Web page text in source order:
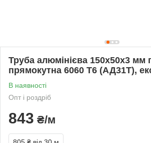
Труба алюмінієва 150х50х3 мм
прямокутна 6060 Т6 (АД31Т),
В наявності
Опт і роздріб
843 ₴/м